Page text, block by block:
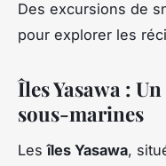
Des excursions de
pour explorer les
Îles Yasawa :
sous-marines
Lesîles Yasawa,